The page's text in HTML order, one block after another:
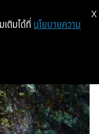
เติมได้ที่ นโยบายความ
X